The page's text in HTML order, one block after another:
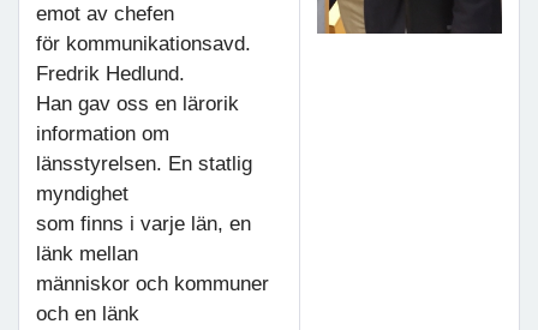
emot av chefen
för kommunikationsavd.
Fredrik Hedlund.
Han gav oss en lärorik
information om
länsstyrelsen. En statlig
myndighet
som finns i varje län, en
länk mellan
människor och kommuner
och en länk